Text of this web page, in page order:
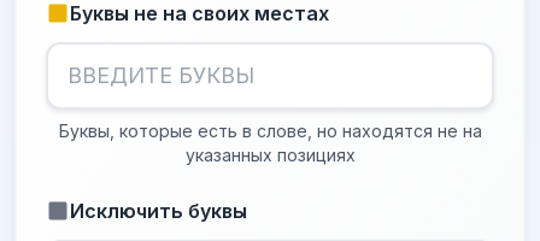
Буквы не на своих местах
Буквы, которые есть в слове, но находятся не на
указанных позициях
Исключить буквы